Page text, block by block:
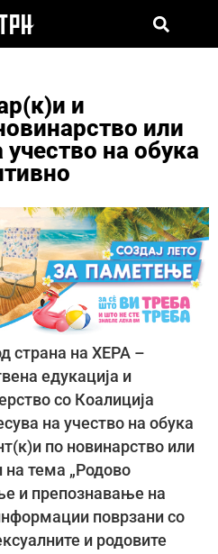
и
или
на обука
страна на ХЕРА –
едукација и
со Коалиција
на учество на обука
по новинарство или
тема „Родово
и препознавање на
поврзани со
и родовите